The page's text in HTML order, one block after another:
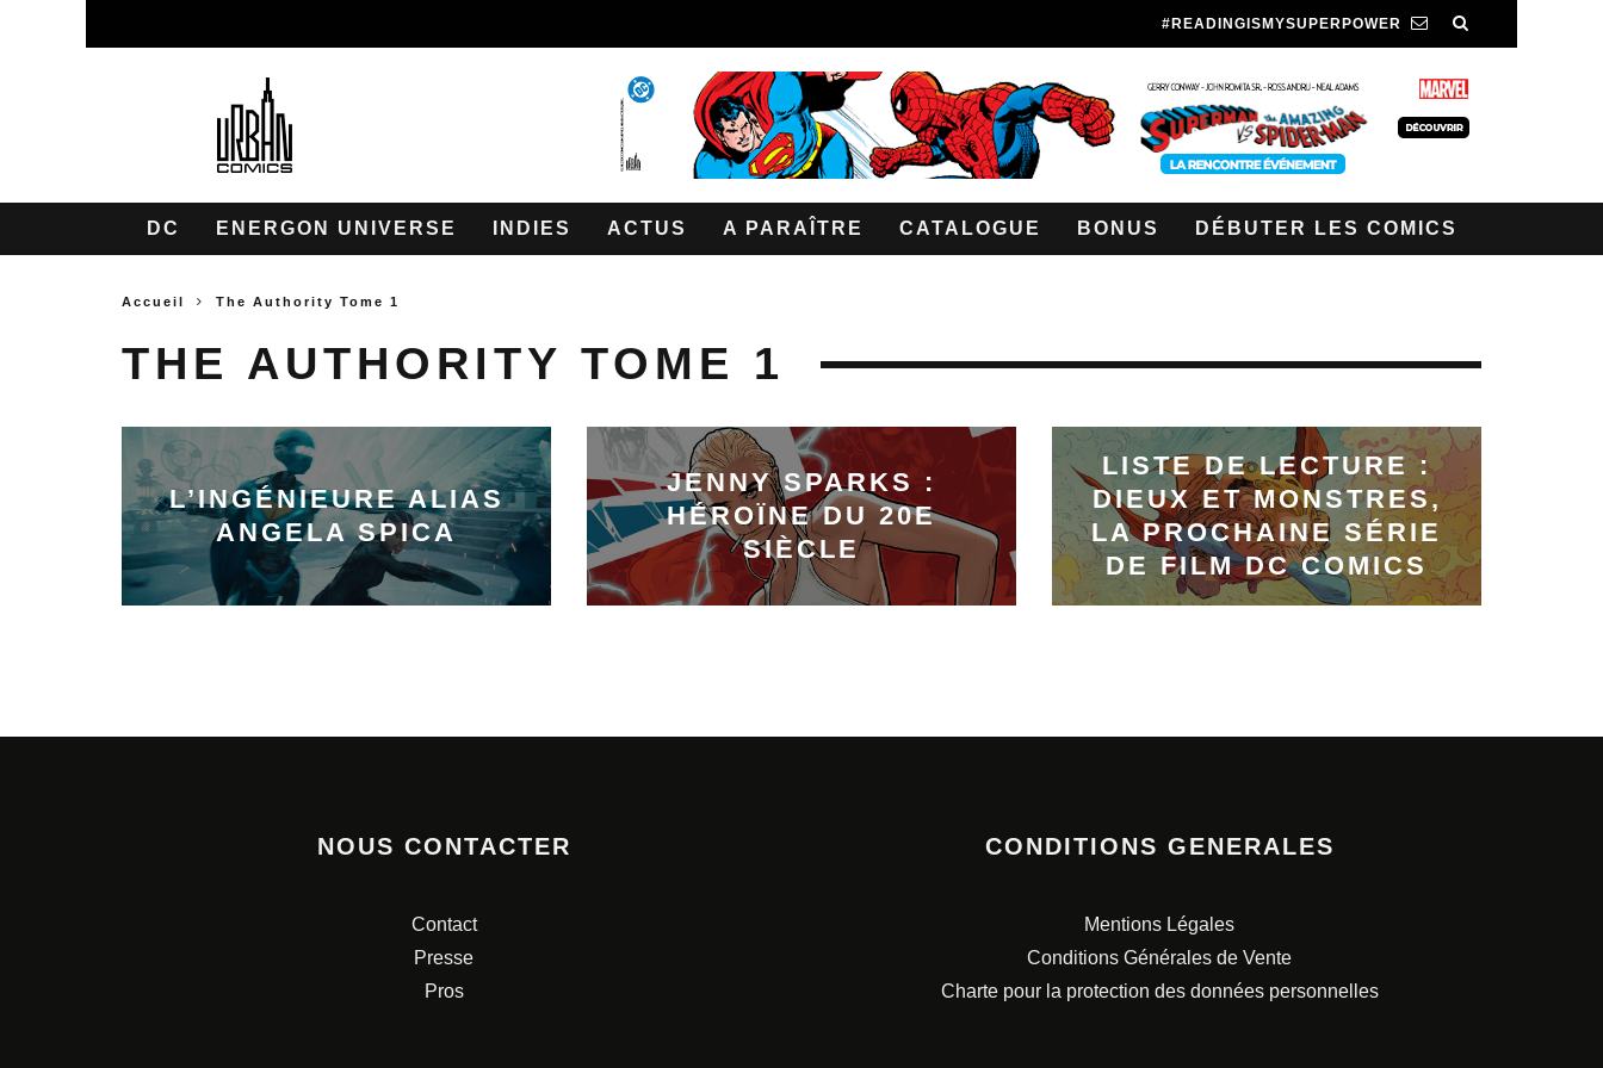
#READINGISMYSUPERPOWER
DC ENERGON UNIVERSE INDIES ACTUS A PARAÎTRE CATALOGUE BONUS DÉBUTER LES COMICS
Accueil The Authority Tome 1
THE AUTHORITY TOME 1
L’INGÉNIEURE ALIAS
ANGELA SPICA
JENNY SPARKS :
HÉROÏNE DU 20E
SIÈCLE
LISTE DE LECTURE :
DIEUX ET MONSTRES,
LA PROCHAINE SÉRIE
DE FILM DC COMICS
NOUS CONTACTER
Contact
Presse
Pros
CONDITIONS GENERALES
Mentions Légales
Conditions Générales de Vente
Charte pour la protection des données personnelles